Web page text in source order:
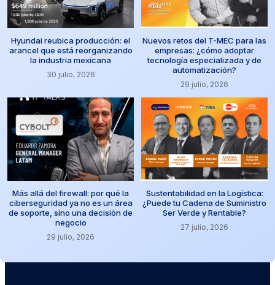
Hyundai reubica producción: el
arancel que está reorganizando
la industria mexicana
30 julio, 2026
Nuevos retos del T-MEC para las
empresas: ¿cómo adoptar
tecnología especializada y de
automatización?
29 julio, 2026
Más allá del firewall: por qué la
ciberseguridad ya no es un área
de soporte, sino una decisión de
negocio
29 julio, 2026
Sustentabilidad en la Logística:
¿Puede tu Cadena de Suministro
Ser Verde y Rentable?
27 julio, 2026